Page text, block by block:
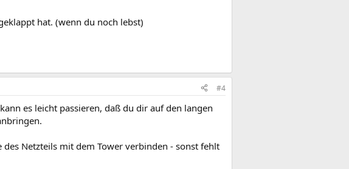
hat. (wenn du noch lebst)
#4
es leicht passieren, daß du dir auf den langen
Netzteils mit dem Tower verbinden - sonst fehlt